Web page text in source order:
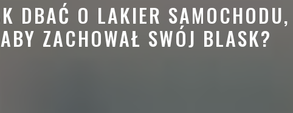
DBAĆ O LAKIER SAMOCHODU,
ABY ZACHOWAŁ SWÓJ BLASK?